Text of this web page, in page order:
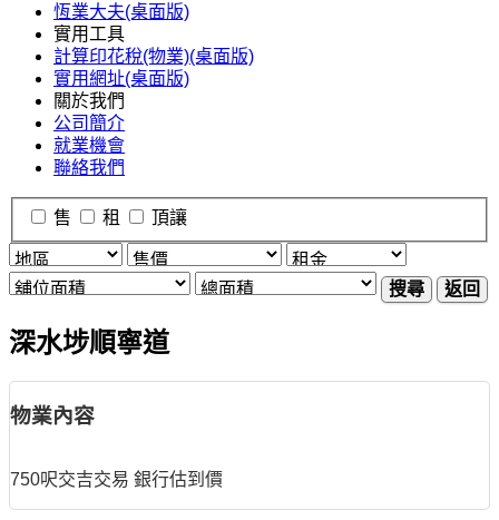
恆業大夫(桌面版)
實用工具
計算印花稅(物業)(桌面版)
實用網址(桌面版)
關於我們
公司簡介
就業機會
聯絡我們
售 租 頂讓
搜尋 返回
深水埗順寧道
物業內容
750呎交吉交易 銀行估到價